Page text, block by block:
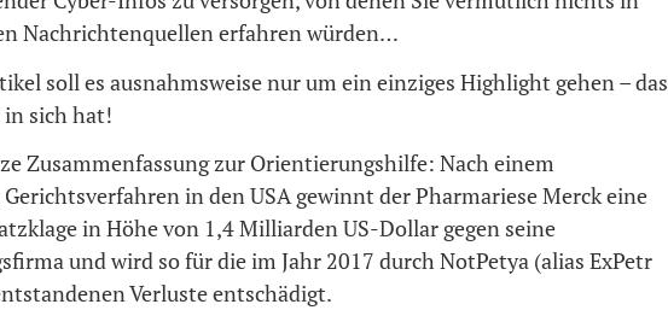
Nachrichtenquellen erfahren würden…
soll es ausnahmsweise nur um ein einziges Highlight gehen – das
in sich hat!
Zusammenfassung zur Orientierungshilfe: Nach einem
in den USA gewinnt der Pharmariese Merck eine
in Höhe von 1,4 Milliarden US-Dollar gegen seine
und wird so für die im Jahr 2017 durch NotPetya (alias ExPetr
Verluste entschädigt.